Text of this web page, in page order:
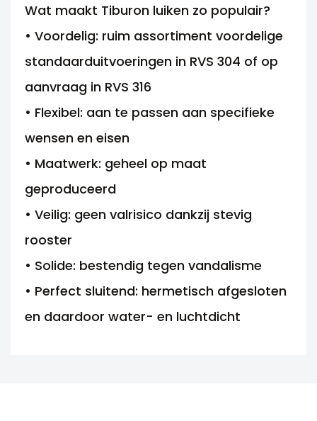
Wat maakt Tiburon luiken zo populair?
• Voordelig: ruim assortiment voordelige
standaarduitvoeringen in RVS 304 of op
aanvraag in RVS 316
• Flexibel: aan te passen aan specifieke
wensen en eisen
• Maatwerk: geheel op maat
geproduceerd
• Veilig: geen valrisico dankzij stevig
rooster
• Solide: bestendig tegen vandalisme
• Perfect sluitend: hermetisch afgesloten
en daardoor water- en luchtdicht